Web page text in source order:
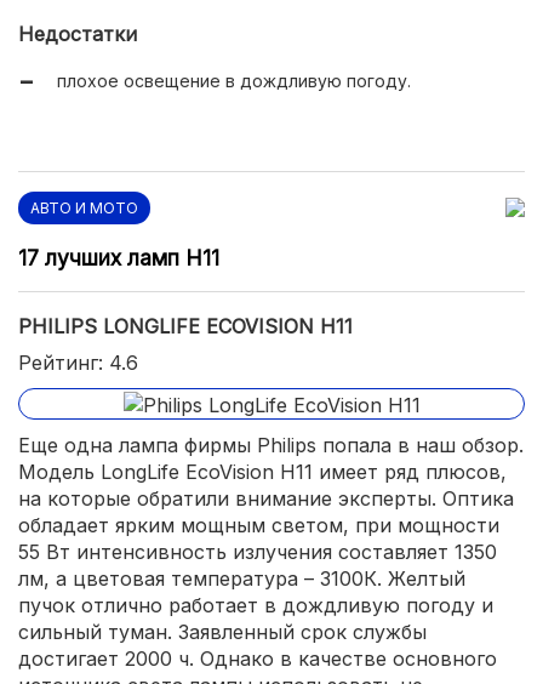
Недостатки
плохое освещение в дождливую погоду.
АВТО И МОТО
17 лучших ламп H11
PHILIPS LONGLIFE ECOVISION H11
Рейтинг: 4.6
Еще одна лампа фирмы Philips попала в наш обзор.
Модель LongLife EcoVision H11 имеет ряд плюсов,
на которые обратили внимание эксперты. Оптика
обладает ярким мощным светом, при мощности
55 Вт интенсивность излучения составляет 1350
лм, а цветовая температура – 3100К. Желтый
пучок отлично работает в дождливую погоду и
сильный туман. Заявленный срок службы
достигает 2000 ч. Однако в качестве основного